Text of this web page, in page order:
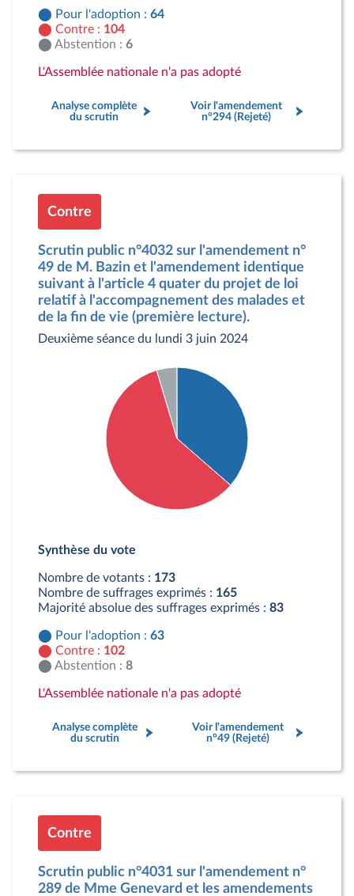
Pour l'adoption : 64
Contre : 104
Abstention : 6
L'Assemblée nationale n'a pas adopté
Analyse complète
du scrutin
Voir l'amendement
n°294 (Rejeté)
Contre
Scrutin public n°4032 sur l'amendement n°
49 de M. Bazin et l'amendement identique
suivant à l'article 4 quater du projet de loi
relatif à l'accompagnement des malades et
de la fin de vie (première lecture).
Deuxième séance du lundi 3 juin 2024
Contre : 102 députés
Synthèse du vote
Nombre de votants : 173
Nombre de suffrages exprimés : 165
Majorité absolue des suffrages exprimés : 83
Pour l'adoption : 63
Contre : 102
Abstention : 8
L'Assemblée nationale n'a pas adopté
Analyse complète
du scrutin
Voir l'amendement
n°49 (Rejeté)
Contre
Scrutin public n°4031 sur l'amendement n°
289 de Mme Genevard et les amendements